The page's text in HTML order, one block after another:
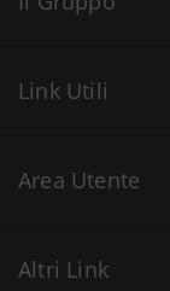
Link Utili
Area Utente
Altri Link